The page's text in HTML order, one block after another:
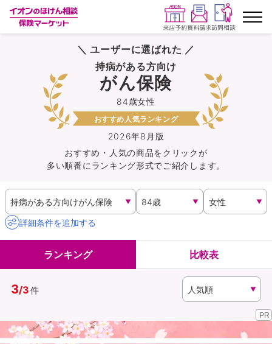
ランキングから探す
保険を比較する
保険会社から探す
イオンカード会員さま専用保険
キャンペーン一覧
コラム
イオングループ従業員さま向け
（無料） （無料）
＼ ユーザーに選ばれた ／
2026年8月版
84歳女性
持病がある方向け
がん保険
おすすめ人気ランキング
おすすめ・人気の商品をクリックが
多い順番にランキング形式でご紹介します。
詳細条件を追加する
ランキング 比較表
3/3件
PR